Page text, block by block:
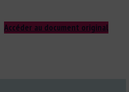
Accéder au document original